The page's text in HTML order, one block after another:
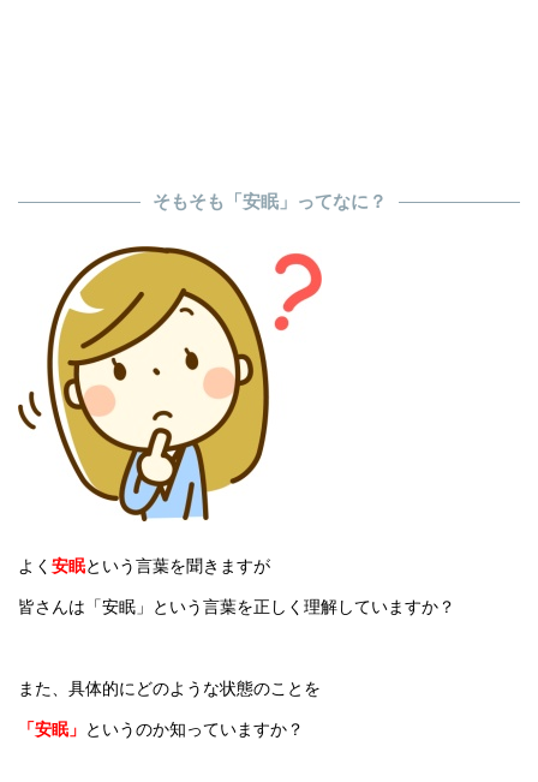
そもそも「安眠」ってなに？
よく 安眠という言葉を聞きますが
皆さんは「安眠」という言葉を正しく理解していますか？
また、具体的にどのような状態のことを
「安眠」 というのか知っていますか？